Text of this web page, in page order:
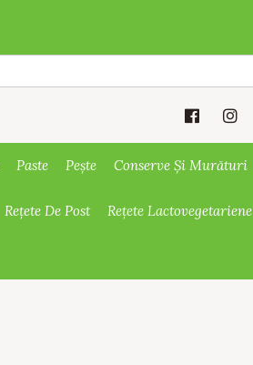
Paste Pește Conserve Și Murături
Rețete De Post Rețete Lactovegetariene